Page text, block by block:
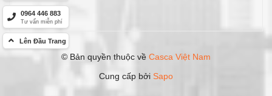
© Bản quyền thuộc về Casca Việt Nam
Cung cấp bởi Sapo
0964 446 883
Tư vấn miễn phí
Lên Đầu Trang